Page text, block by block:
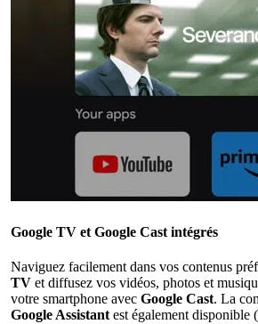
Google TV et Google Cast intégrés
Naviguez facilement dans vos contenus
TV et diffusez vos vidéos, photos et
votre smartphone avec Google Cast. La
Google Assistant est également disponible